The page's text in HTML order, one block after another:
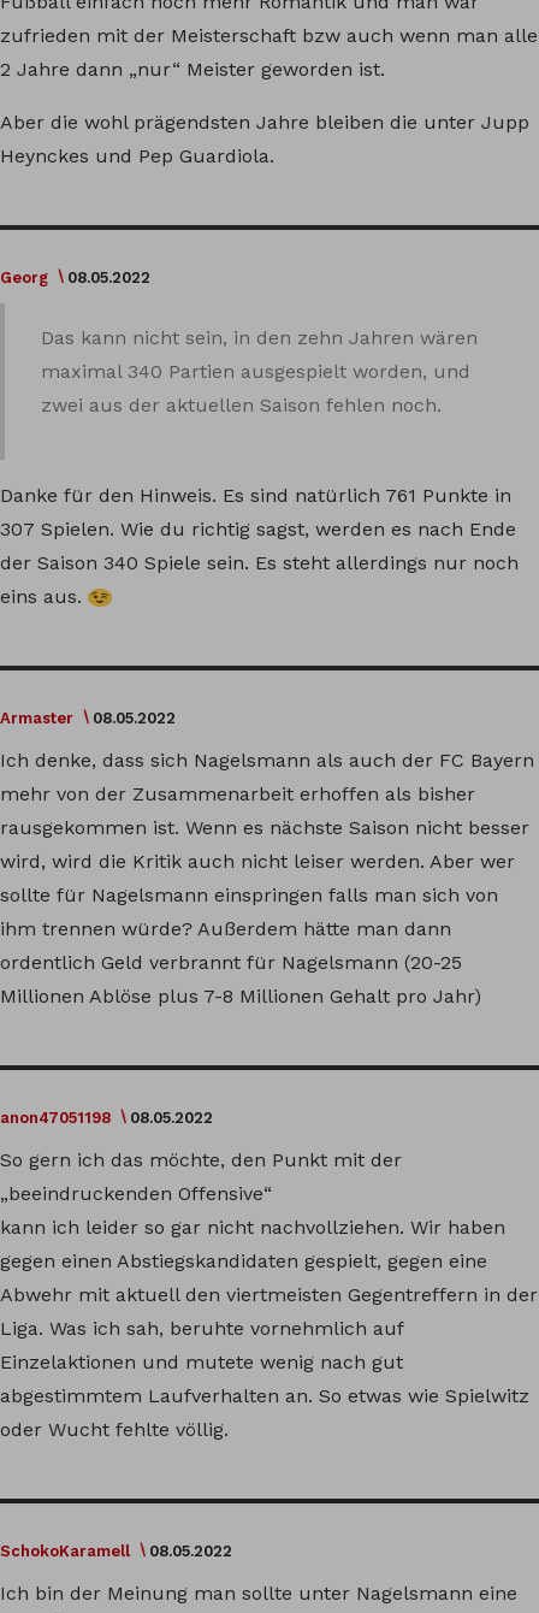
zufrieden mit der Meisterschaft bzw auch wenn man alle
2 Jahre dann „nur“ Meister geworden ist.
Aber die wohl prägendsten Jahre bleiben die unter Jupp
Heynckes und Pep Guardiola.
Georg 08.05.2022
Das kann nicht sein, in den zehn Jahren wären
maximal 340 Partien ausgespielt worden, und
zwei aus der aktuellen Saison fehlen noch.
Danke für den Hinweis. Es sind natürlich 761 Punkte in
307 Spielen. Wie du richtig sagst, werden es nach Ende
der Saison 340 Spiele sein. Es steht allerdings nur noch
eins aus.
Armaster 08.05.2022
Ich denke, dass sich Nagelsmann als auch der FC Bayern
mehr von der Zusammenarbeit erhoffen als bisher
rausgekommen ist. Wenn es nächste Saison nicht besser
wird, wird die Kritik auch nicht leiser werden. Aber wer
sollte für Nagelsmann einspringen falls man sich von
ihm trennen würde? Außerdem hätte man dann
ordentlich Geld verbrannt für Nagelsmann (20-25
Millionen Ablöse plus 7-8 Millionen Gehalt pro Jahr)
anon47051198 08.05.2022
So gern ich das möchte, den Punkt mit der
„beeindruckenden Offensive“
kann ich leider so gar nicht nachvollziehen. Wir haben
gegen einen Abstiegskandidaten gespielt, gegen eine
Abwehr mit aktuell den viertmeisten Gegentreffern in der
Liga. Was ich sah, beruhte vornehmlich auf
Einzelaktionen und mutete wenig nach gut
abgestimmtem Laufverhalten an. So etwas wie Spielwitz
oder Wucht fehlte völlig.
SchokoKaramell 08.05.2022
Ich bin der Meinung man sollte unter Nagelsmann eine